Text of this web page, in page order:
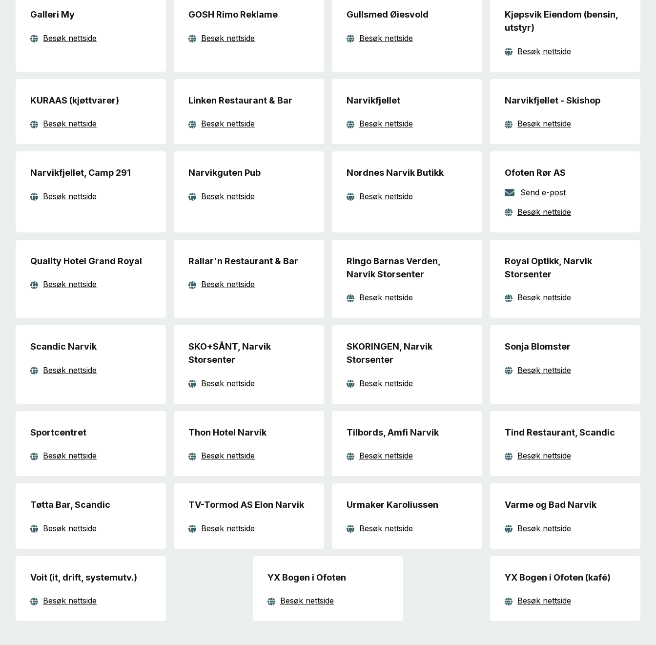
Galleri My
Besøk nettside
GOSH Rimo Reklame
Besøk nettside
Gullsmed Øiesvold
Besøk nettside
Kjøpsvik Eiendom (bensin,
utstyr)
Besøk nettside
KURAAS (kjøttvarer)
Besøk nettside
Linken Restaurant & Bar
Besøk nettside
Narvikfjellet
Besøk nettside
Narvikfjellet - Skishop
Besøk nettside
Narvikfjellet, Camp 291
Besøk nettside
Narvikguten Pub
Besøk nettside
Nordnes Narvik Butikk
Besøk nettside
Ofoten Rør AS
Send e-post
Besøk nettside
Quality Hotel Grand Royal
Besøk nettside
Rallar'n Restaurant & Bar
Besøk nettside
Ringo Barnas Verden,
Narvik Storsenter
Besøk nettside
Royal Optikk, Narvik
Storsenter
Besøk nettside
Scandic Narvik
Besøk nettside
SKO+SÅNT, Narvik
Storsenter
Besøk nettside
SKORINGEN, Narvik
Storsenter
Besøk nettside
Sonja Blomster
Besøk nettside
Sportcentret
Besøk nettside
Thon Hotel Narvik
Besøk nettside
Tilbords, Amfi Narvik
Besøk nettside
Tind Restaurant, Scandic
Besøk nettside
Tøtta Bar, Scandic
Besøk nettside
TV-Tormod AS Elon Narvik
Besøk nettside
Urmaker Karoliussen
Besøk nettside
Varme og Bad Narvik
Besøk nettside
Voit (it, drift, systemutv.)
Besøk nettside
YX Bogen i Ofoten
Besøk nettside
YX Bogen i Ofoten (kafé)
Besøk nettside